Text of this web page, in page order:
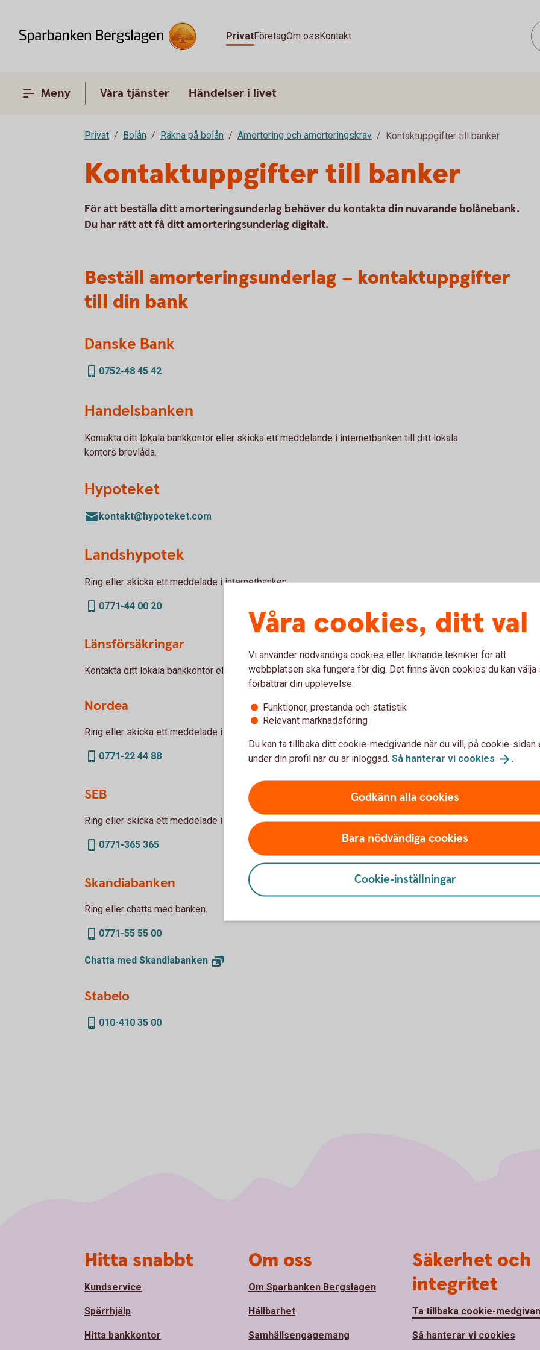
PrivatFöretagOm ossKontakt
Meny Våra tjänster Händelser i livet
Privat Bolån Räkna på bolån Amortering och amorteringskrav Kontaktuppgifter till banker
Kontaktuppgifter till banker
För att beställa ditt amorteringsunderlag behöver du kontakta din nuvarande bolånebank.
Du har rätt att få ditt amorteringsunderlag digitalt.
Beställ amorteringsunderlag – kontaktuppgifter
till din bank
Danske Bank
0752-48 45 42
Handelsbanken
Kontakta ditt lokala bankkontor eller skicka ett meddelande i internetbanken till ditt lokala
kontors brevlåda.
Hypoteket
kontakt@hypoteket.com
Landshypotek
Ring eller skicka ett meddelade i internetbanken.
0771-44 00 20
Länsförsäkringar
Kontakta ditt lokala bankkontor eller skicka ett meddelande i internetbanken.
Nordea
Ring eller skicka ett meddelade i internetbanken.
0771-22 44 88
SEB
Ring eller skicka ett meddelade i internetbanken.
0771-365 365
Skandiabanken
Ring eller chatta med banken.
0771-55 55 00
Chatta med Skandiabanken
Stabelo
010-410 35 00
Våra cookies, ditt val
Vi använder nödvändiga cookies eller liknande tekniker för att
webbplatsen ska fungera för dig. Det finns även cookies du kan välja
förbättrar din upplevelse:
Funktioner, prestanda och statistik
Relevant marknadsföring
Du kan ta tillbaka ditt cookie-medgivande när du vill, på cookie-sidan
under din profil när du är inloggad. Så hanterar vi cookies .
Godkänn alla cookies
Bara nödvändiga cookies
Cookie-inställningar
Hitta snabbt
Kundservice
Spärrhjälp
Hitta bankkontor
Om oss
Om Sparbanken Bergslagen
Hållbarhet
Samhällsengagemang
Säkerhet och
integritet
Ta tillbaka cookie-
Så hanterar vi cookies